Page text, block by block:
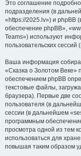
Это соглашение
подразделения (в
«https://2025.lv») и phpBB
обеспечение phpBB»,
Teams») используют
пользовательских
Ваша информация
«Сказка о Золотом Веке»
обеспечением phpBB
текстовые файлы,
браузера). Первые две
пользователя (в
сессии (в дальнейшем
программным
просмотра одной из тем
использоваться для
повышая таким образом